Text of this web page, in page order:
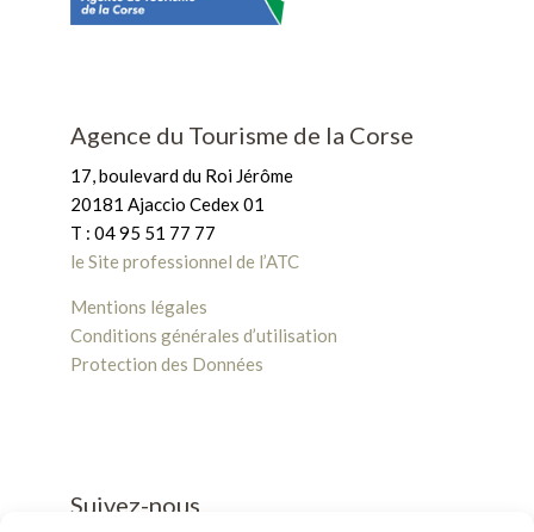
Agence du Tourisme de la Corse
17, boulevard du Roi Jérôme
20181 Ajaccio Cedex 01
T : 04 95 51 77 77
le Site professionnel de l’ATC
Mentions légales
Conditions générales d’utilisation
Protection des Données
Suivez-nous